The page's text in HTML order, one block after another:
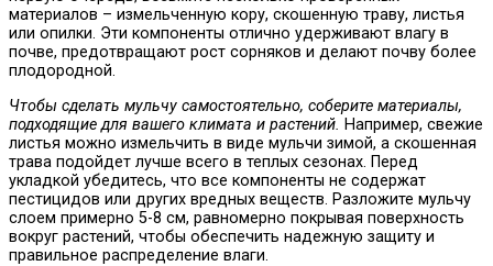
материалов – измельченную кору, скошенную траву, листья
или опилки. Эти компоненты отлично удерживают влагу в
почве, предотвращают рост сорняков и делают почву более
плодородной.
Чтобы сделать мульчу самостоятельно, соберите материалы,
подходящие для вашего климата и растений. Например, свежие
листья можно измельчить в виде мульчи зимой, а скошенная
трава подойдет лучше всего в теплых сезонах. Перед
укладкой убедитесь, что все компоненты не содержат
пестицидов или других вредных веществ. Разложите мульчу
слоем примерно 5-8 см, равномерно покрывая поверхность
вокруг растений, чтобы обеспечить надежную защиту и
правильное распределение влаги.